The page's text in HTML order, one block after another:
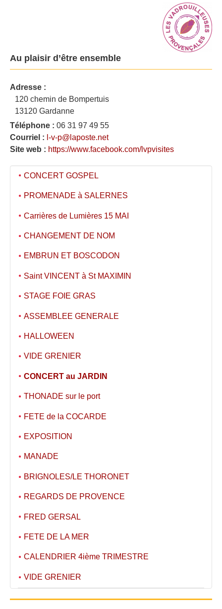
Au plaisir d’être ensemble
Adresse :
120 chemin de Bompertuis
13120 Gardanne
Téléphone : 06 31 97 49 55
Courriel : l-v-p@laposte.net
Site web : https://www.facebook.com/lvpvisites
CONCERT GOSPEL
PROMENADE à SALERNES
Carrières de Lumières 15 MAI
CHANGEMENT DE NOM
EMBRUN ET BOSCODON
Saint VINCENT à St MAXIMIN
STAGE FOIE GRAS
ASSEMBLEE GENERALE
HALLOWEEN
VIDE GRENIER
CONCERT au JARDIN
THONADE sur le port
FETE de la COCARDE
EXPOSITION
MANADE
BRIGNOLES/LE THORONET
REGARDS DE PROVENCE
FRED GERSAL
FETE DE LA MER
CALENDRIER 4ième TRIMESTRE
VIDE GRENIER